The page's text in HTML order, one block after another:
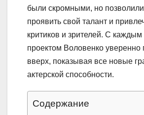
были скромными, но
проявить свой талант и
критиков и зрителей. С
проектом Воловенко уверенно
вверх, показывая все новые
актерской способности.
Содержание